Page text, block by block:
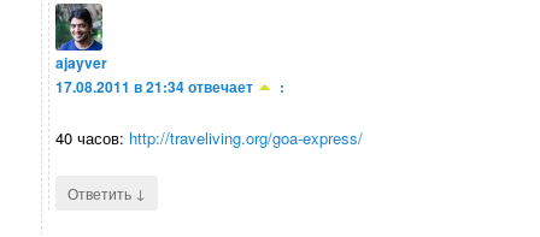
ajayver
17.08.2011 в 21:34отвечает :
40 часов: http://traveliving.org/goa-express/
Ответить ↓